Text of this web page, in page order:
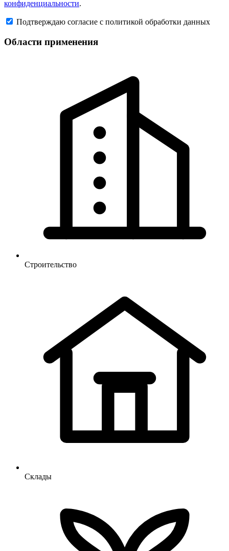
конфиденциальности.
Подтверждаю согласие с политикой обработки данных
Области применения
Строительство
Склады